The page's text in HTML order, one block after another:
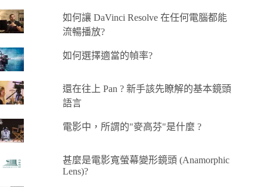
如何讓 DaVinci Resolve 在任何電腦都能
流暢播放?
如何選擇適當的幀率?
還在往上 Pan ? 新手該先瞭解的基本鏡頭
語言
電影中，所謂的"麥高芬"是什麼 ?
甚麼是電影寬螢幕變形鏡頭 (Anamorphic
Lens)?